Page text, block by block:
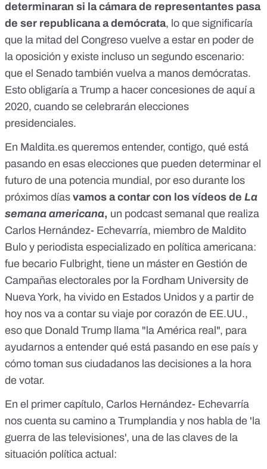
determinaran si la cámara de representantes pasa
de ser republicana a demócrata, lo que significaría
que la mitad del Congreso vuelve a estar en poder de
la oposición y existe incluso un segundo escenario:
que el Senado también vuelva a manos demócratas.
Esto obligaría a Trump a hacer concesiones de aquí a
2020, cuando se celebrarán elecciones
presidenciales.
En Maldita.es queremos entender, contigo, qué está
pasando en esas elecciones que pueden determinar el
futuro de una potencia mundial, por eso durante los
próximos días vamos a contar con los vídeos de La
semana americana, un podcast semanal que realiza
Carlos Hernández- Echevarría, miembro de Maldito
Bulo y periodista especializado en política americana:
fue becario Fulbright, tiene un máster en Gestión de
Campañas electorales por la Fordham University de
Nueva York, ha vivido en Estados Unidos y a partir de
hoy nos va a contar su viaje por corazón de EE.UU.,
eso que Donald Trump llama "la América real", para
ayudarnos a entender qué está pasando en ese país y
cómo toman sus ciudadanos las decisiones a la hora
de votar.
En el primer capítulo, Carlos Hernández- Echevarría
nos cuenta su camino a Trumplandia y nos habla de 'la
guerra de las televisiones', una de las claves de la
situación política actual: